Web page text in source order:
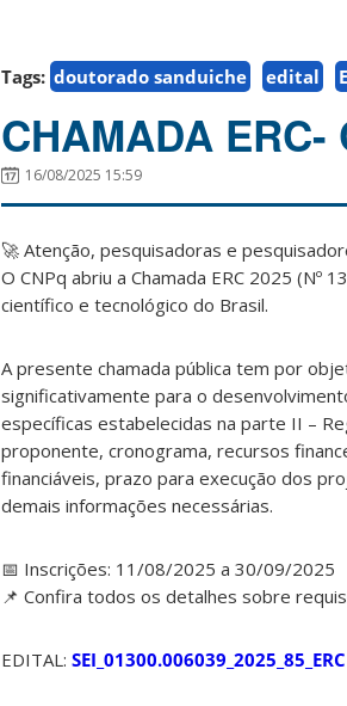
Tags: doutorado sanduiche edital
CHAMADA ERC-
16/08/2025 15:59
🚀 Atenção, pesquisadoras e
O CNPq abriu a Chamada ERC 2025
científico e tecnológico do Brasil.
A presente chamada pública tem por
significativamente para o
específicas estabelecidas na parte II –
proponente, cronograma, recursos
financiáveis, prazo para execução dos
demais informações necessárias.
📅 Inscrições: 11/08/2025 a 30/09/2025
📌 Confira todos os detalhes sobre
EDITAL: SEI_01300.006039_2025_85_ERC